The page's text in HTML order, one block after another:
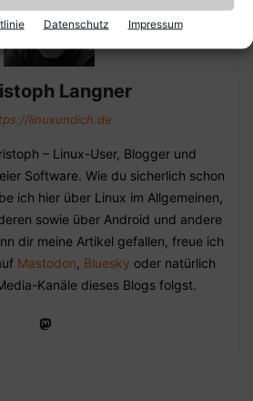
Datenschutz Impressum
Langner
linuxundich.de
– Linux-User, Blogger und
Software. Wie du sicherlich schon
ich hier über Linux im Allgemeinen,
sowie über Android und andere
dir meine Artikel gefallen, freue ich
Mastodon Bluesky oder natürlich
Kanäle dieses Blogs folgst.